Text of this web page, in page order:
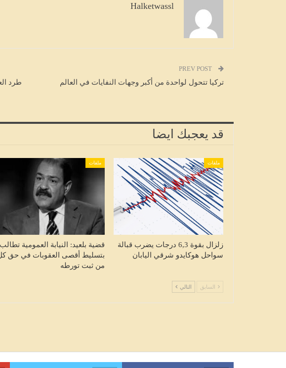
Halketwassl
تركيا تتحول لواحدة من أكبر وجهات النفايات في العالم
طرد
قد يعجبك ايضا
ملفات
زلزال بقوة 6,3 درجات يضرب قبالة
سواحل هوكايدو شرقي اليابان
ملفات
قضية بلعيد: النيابة العمومية تطالب
بتسليط أقصى العقوبات في حق
من ثبت تورطه
السابق التالي